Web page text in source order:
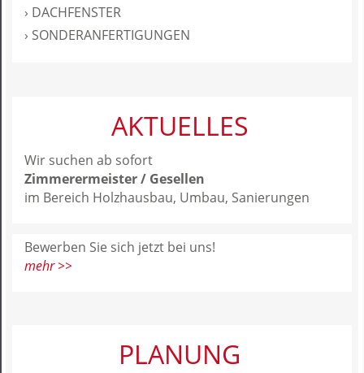
› DACHFENSTER
› SONDERANFERTIGUNGEN
AKTUELLES
Wir suchen ab sofort
Zimmerermeister / Gesellen
im Bereich Holzhausbau, Umbau, Sanierungen
Bewerben Sie sich jetzt bei uns!
mehr >>
PLANUNG